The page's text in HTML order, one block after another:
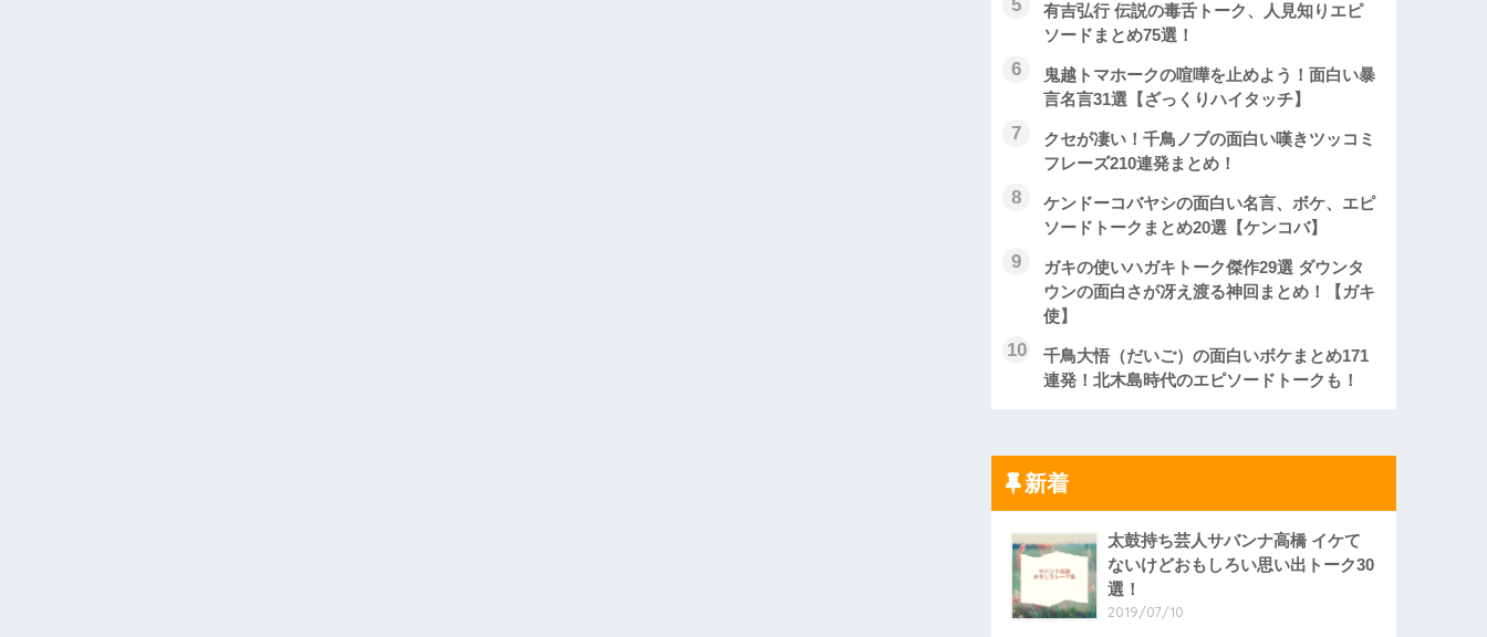
有吉弘行 伝説の毒舌トーク、人見知りエピ
ソードまとめ75選！
鬼越トマホークの喧嘩を止めよう！面白い暴
言名言31選【ざっくりハイタッチ】
クセが凄い！千鳥ノブの面白い嘆きツッコミ
フレーズ210連発まとめ！
ケンドーコバヤシの面白い名言、ボケ、エピ
ソードトークまとめ20選【ケンコバ】
ガキの使いハガキトーク傑作29選 ダウンタ
ウンの面白さが冴え渡る神回まとめ！【ガキ
使】
千鳥大悟（だいご）の面白いボケまとめ171
連発！北木島時代のエピソードトークも！
新着
太鼓持ち芸人サバンナ高橋 イケて
ないけどおもしろい思い出トーク30
選！
2019/07/10